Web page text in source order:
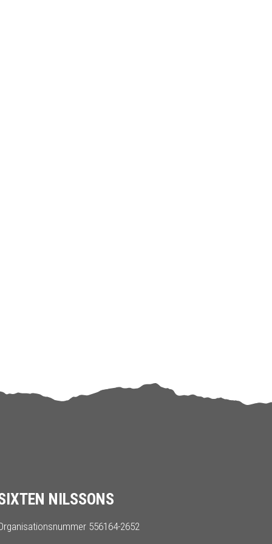
NILSSONS
556164-2652